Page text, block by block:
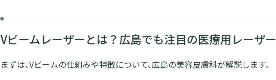
Vビームレーザーとは？広島でも注目の医療用レーザー
まずは、Vビームの仕組みや特徴について、広島の美容皮膚科が解説します。